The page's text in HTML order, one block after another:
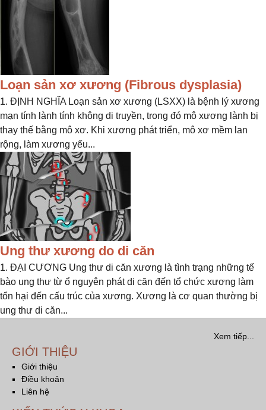
Loạn sản xơ xương (Fibrous dysplasia)
1. ĐỊNH NGHĨA Loạn sản xơ xương (LSXX) là bệnh lý xương
mạn tính lành tính không di truyền, trong đó mô xương lành bị
thay thế bằng mô xơ. Khi xương phát triển, mô xơ mềm lan
rộng, làm xương yếu...
Ung thư xương do di căn
1. ĐẠI CƯƠNG Ung thư di căn xương là tình trạng những tế
bào ung thư từ ổ nguyên phát di căn đến tổ chức xương làm
tổn hại đến cấu trúc của xương. Xương là cơ quan thường bị
ung thư di căn...
Xem tiếp...
GIỚI THIỆU
Giới thiệu
Điều khoản
Liên hệ